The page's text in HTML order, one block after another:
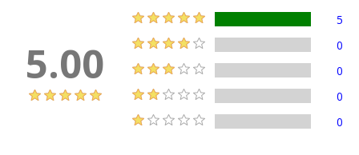
5.00
5
0
0
0
0